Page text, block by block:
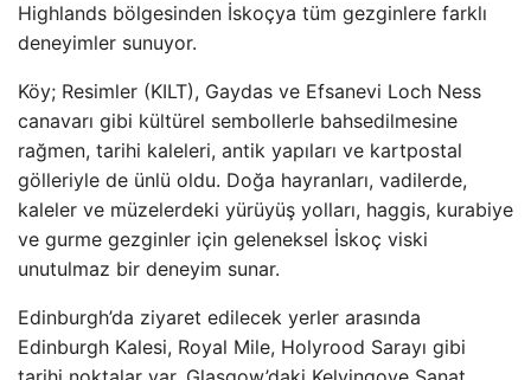
Highlands bölgesinden İskoçya tüm gezginlere farklı
deneyimler sunuyor.
Köy; Resimler (KILT), Gaydas ve Efsanevi Loch Ness
canavarı gibi kültürel sembollerle bahsedilmesine
rağmen, tarihi kaleleri, antik yapıları ve kartpostal
gölleriyle de ünlü oldu. Doğa hayranları, vadilerde,
kaleler ve müzelerdeki yürüyüş yolları, haggis, kurabiye
ve gurme gezginler için geleneksel İskoç viski
unutulmaz bir deneyim sunar.
Edinburgh’da ziyaret edilecek yerler arasında
Edinburgh Kalesi, Royal Mile, Holyrood Sarayı gibi